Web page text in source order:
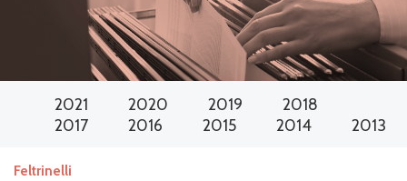
2021 2020 2019
2018
2017
2016 2015 2014 2013
Feltrinelli